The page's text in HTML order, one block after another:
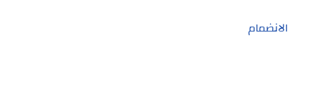
الانضمام